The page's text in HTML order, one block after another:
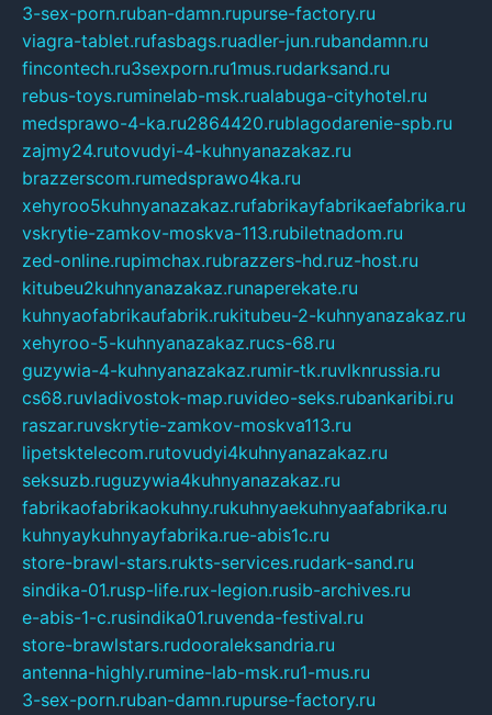
3-sex-porn.ruban-damn.rupurse-factory.ru
viagra-tablet.rufasbags.ruadler-jun.rubandamn.ru
fincontech.ru3sexporn.ru1mus.rudarksand.ru
rebus-toys.ruminelab-msk.rualabuga-cityhotel.ru
medsprawo-4-ka.ru2864420.rublagodarenie-spb.ru
zajmy24.rutovudyi-4-kuhnyanazakaz.ru
brazzerscom.rumedsprawo4ka.ru
xehyroo5kuhnyanazakaz.rufabrikayfabrikaefabrika.ru
vskrytie-zamkov-moskva-113.rubiletnadom.ru
zed-online.rupimchax.rubrazzers-hd.ruz-host.ru
kitubeu2kuhnyanazakaz.runaperekate.ru
kuhnyaofabrikaufabrik.rukitubeu-2-kuhnyanazakaz.ru
xehyroo-5-kuhnyanazakaz.rucs-68.ru
guzywia-4-kuhnyanazakaz.rumir-tk.ruvlknrussia.ru
cs68.ruvladivostok-map.ruvideo-seks.rubankaribi.ru
raszar.ruvskrytie-zamkov-moskva113.ru
lipetsktelecom.rutovudyi4kuhnyanazakaz.ru
seksuzb.ruguzywia4kuhnyanazakaz.ru
fabrikaofabrikaokuhny.rukuhnyaekuhnyaafabrika.ru
kuhnyaykuhnyayfabrika.rue-abis1c.ru
store-brawl-stars.rukts-services.rudark-sand.ru
sindika-01.rusp-life.rux-legion.rusib-archives.ru
e-abis-1-c.rusindika01.ruvenda-festival.ru
store-brawlstars.rudooraleksandria.ru
antenna-highly.rumine-lab-msk.ru1-mus.ru
3-sex-porn.ruban-damn.rupurse-factory.ru